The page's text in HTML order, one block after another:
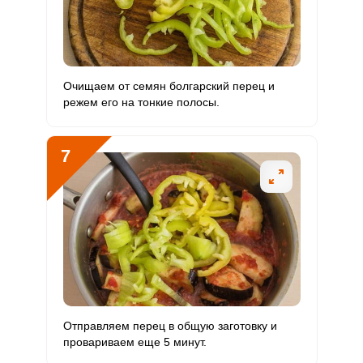
Очищаем от семян болгарский перец и
режем его на тонкие полосы.
7
Отправляем перец в общую заготовку и
провариваем еще 5 минут.